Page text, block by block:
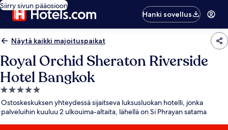
Siirry sivun pääosioon
Hanki sovellus
Näytä kaikki majoituspaikat
Royal Orchid Sheraton Riverside
Hotel Bangkok
5.0
tähden
majoituspaikka
Ostoskeskuksen yhteydessä sijaitseva luksusluokan hotelli, jonka
palveluihin kuuluu 2 ulkouima-altaita, lähellä on Si Phrayan satama